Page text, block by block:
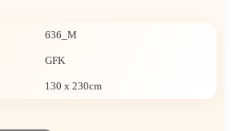
636_M
GFK
130 x 230cm